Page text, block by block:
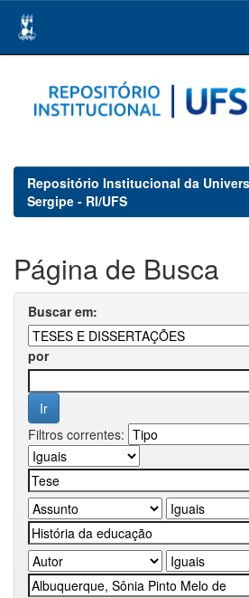
navigation
Repositório Institucional da
Sergipe - RI/UFS
Página de Busca
Buscar em:
por
Filtros correntes: